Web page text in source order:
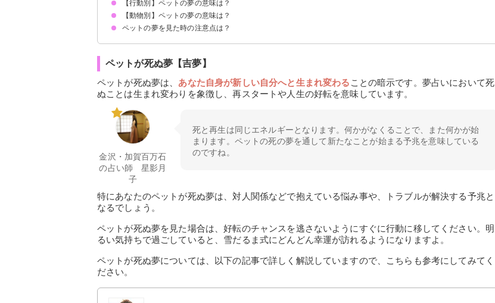
ペットが増える夢【警告夢】
ペットが逃げる夢【警告夢】
ペットに襲われる夢【警告夢】
ペットが出産する夢【吉夢】
ペットが死ぬ夢【吉夢】
亡くなったペットの夢【警告夢】
ペットが病気になる夢【凶夢】
ペットが怪我をする夢【凶夢】
ペットが言葉を話す夢【吉夢】
【行動別】ペットの夢の意味は？
ペットを守る夢【警告夢】
ペットに餌をやる夢【吉夢】
ペットに餌をやり忘れる夢【警告夢】
ペットを食べる夢【警告夢】
ペットを飼う夢【警告夢】
ペットと遊ぶ夢【吉夢】
ペットと眠る夢【警告夢】
ペットを探す夢【警告夢】
【動物別】ペットの夢の意味は？
ペットの犬の夢【吉夢】
ペットの猫の夢【警告夢】
ペットのうさぎの夢【吉夢】
ペットのハムスターの夢【吉夢】
ペットの鳥の夢【吉夢】
ペットの魚の夢【警告夢】
ペットの亀の夢【吉夢】
ペットの虫の夢【吉夢】
ペットの夢を見た時の注意点は？
ペットが死ぬ夢【吉夢】
ペットが死ぬ夢は、 あなた自身が新しい自分へと生まれ変わる ことの暗示です。夢占いにおいて死
ぬことは生まれ変わりを象徴し、再スタートや人生の好転を意味しています。
金沢・加賀百万石
の占い師 星影月
子
死と再生は同じエネルギーとなります。何かがなくることで、また何かが始
まります。ペットの死の夢を通して新たなことが始まる予兆を意味している
のですね。
特にあなたのペットが死ぬ夢は、対人関係などで抱えている悩み事や、トラブルが解決する予兆と
なるでしょう。
ペットが死ぬ夢を見た場合は、好転のチャンスを逃さないようにすぐに行動に移してください。明
るい気持ちで過ごしていると、雪だるま式にどんどん幸運が訪れるようになりますよ。
ペットが死ぬ夢については、以下の記事で詳しく解説していますので、こちらも参考にしてみてく
ださい。